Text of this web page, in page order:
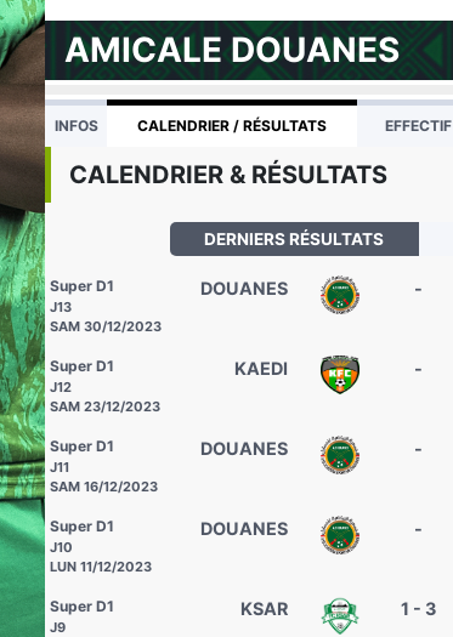
AMICALE DOUANES
INFOS CALENDRIER / RÉSULTATS EFFECTIF
CALENDRIER & RÉSULTATS
DERNIERS RÉSULTATS
Super D1
J13
SAM 30/12/2023
DOUANES -
Super D1
J12
SAM 23/12/2023
KAEDI -
Super D1
J11
SAM 16/12/2023
DOUANES -
Super D1
J10
LUN 11/12/2023
DOUANES -
Super D1
J9
KSAR 1 - 3